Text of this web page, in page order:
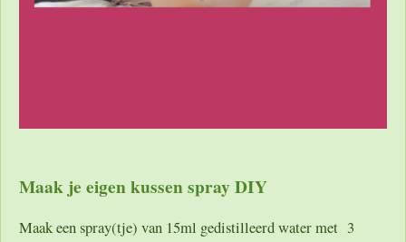
Maak je eigen kussen spray DIY
Maak een spray(tje) van 15ml gedistilleerd water met 3